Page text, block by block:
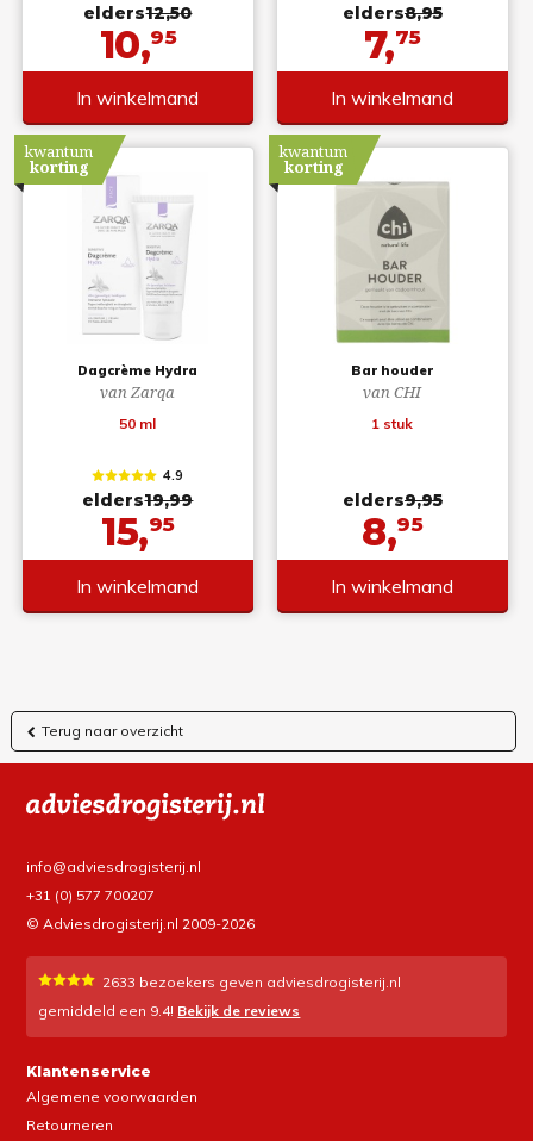
elders12,50
10,95
In winkelmand
elders8,95
7,75
In winkelmand
Dagcrème Hydra
van Zarqa
50 ml
kwantum
korting
4.9
elders19,99
15,95
In winkelmand
Bar houder
van CHI
1 stuk
kwantum
korting
elders9,95
8,95
In winkelmand
Terug naar overzicht
info@adviesdrogisterij.nl
+31 (0) 577 700207
© Adviesdrogisterij.nl 2009-2026
2633 bezoekers geven adviesdrogisterij.nl
gemiddeld een 9.4! Bekijk de reviews
Klantenservice
Algemene voorwaarden
Retourneren